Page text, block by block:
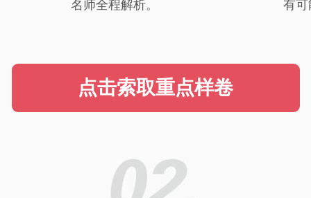
名师全程解析。
有可
点击索取重点样卷